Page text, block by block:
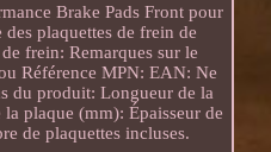
Brake Pads Front pour
plaquettes de frein de
frein: Remarques sur le
Référence MPN: EAN: Ne
du produit: Longueur de la
plaque (mm): Épaisseur de
de plaquettes incluses.